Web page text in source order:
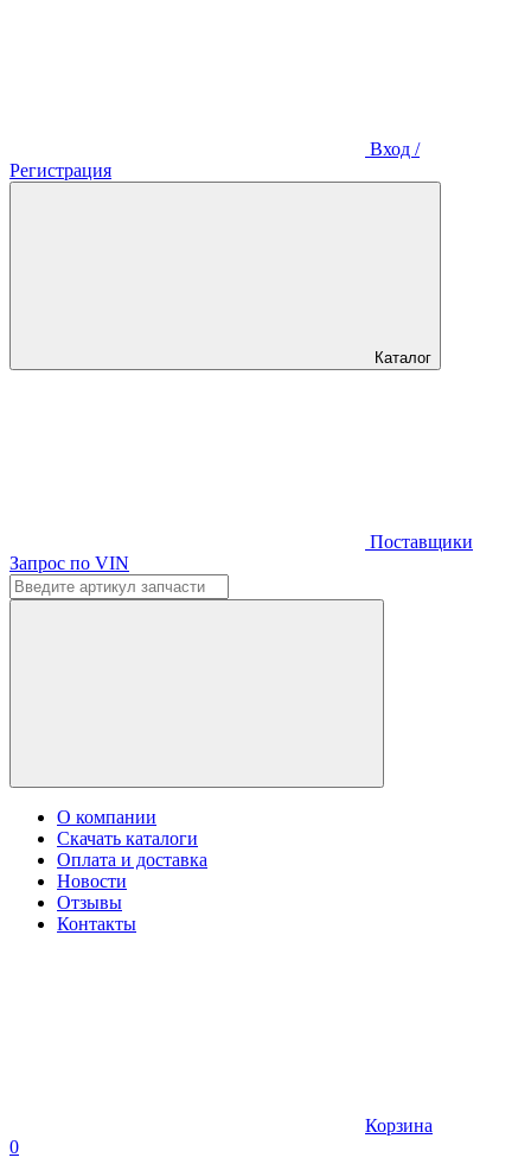
Вход /
Регистрация
Каталог
Поставщики
Запрос по VIN
О компании
Скачать каталоги
Оплата и доставка
Новости
Отзывы
Контакты
Корзина
0